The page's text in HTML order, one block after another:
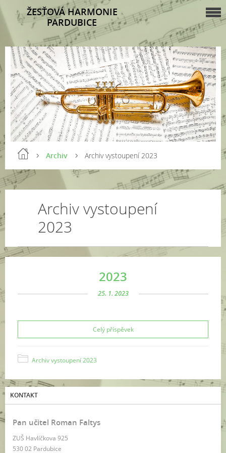
ŽESŤOVÁ HARMONIE
PARDUBICE
Archiv Archiv vystoupení 2023
Archiv vystoupení
2023
2023
25. 1. 2023
Celý příspěvek
Archiv vystoupení 2023
KONTAKT
Pan učitel Roman Faltys
ZUŠ Havlíčkova 925
530 02 Pardubice